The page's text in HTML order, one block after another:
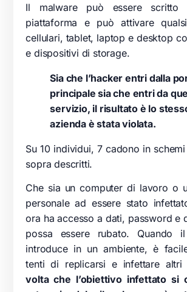
Il malware può essere scritto
piattaforma e può attivare
cellulari, tablet, laptop e desktop
e dispositivi di storage.
Sia che l’hacker entri dalla
principale sia che entri da
servizio, il risultato è lo
azienda è stata violata.
Su 10 individui, 7 cadono in
sopra descritti.
Che sia un computer di lavoro o
personale ad essere stato
ora ha accesso a dati, password e
possa essere rubato. Quando
introduce in un ambiente, è
tenti di replicarsi e infettare altri
volta che l’obiettivo infettato si